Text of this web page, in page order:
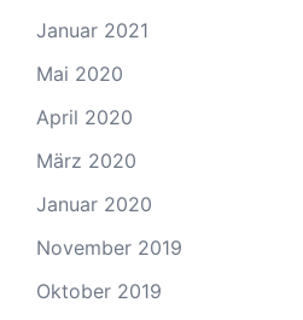
Januar 2021
Mai 2020
April 2020
März 2020
Januar 2020
November 2019
Oktober 2019